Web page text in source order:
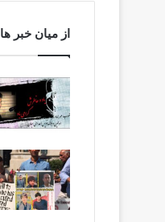
از میان خبر ها